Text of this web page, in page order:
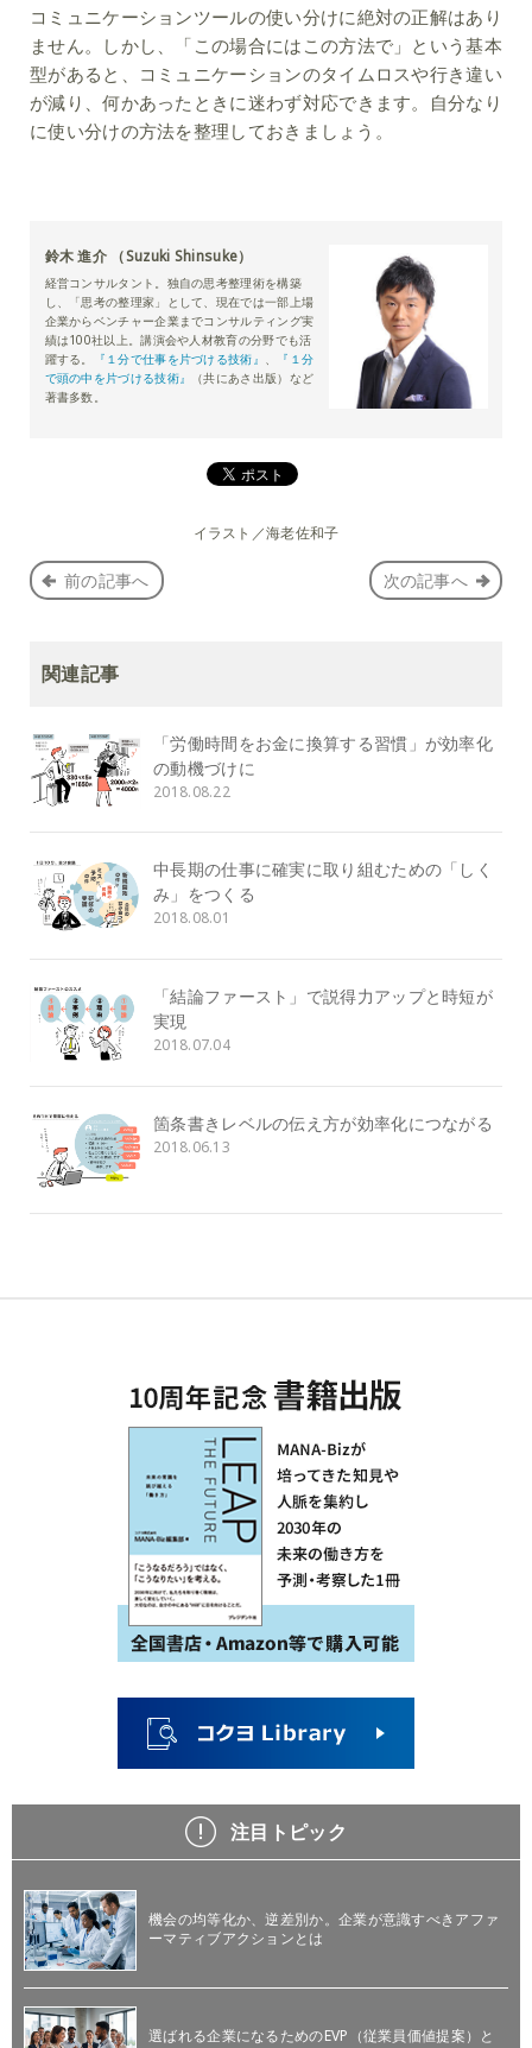
コミュニケーションツールの使い分けに絶対の正解はあり
ません。しかし、「この場合にはこの方法で」という基本
型があると、コミュニケーションのタイムロスや行き違い
が減り、何かあったときに迷わず対応できます。自分なり
に使い分けの方法を整理しておきましょう。
鈴木 進介 （Suzuki Shinsuke）
経営コンサルタント。独自の思考整理術を構築
し、「思考の整理家」として、現在では一部上場
企業からベンチャー企業までコンサルティング実
績は100社以上。講演会や人材教育の分野でも活
躍する。
『１分で仕事を片づける技術』 、
『１分
で頭の中を片づける技術』
（共にあさ出版）など
著書多数。
イラスト／海老佐和子
前の記事へ 次の記事へ
関連記事
「労働時間をお金に換算する習慣」が効率化
の動機づけに
2018.08.22
中長期の仕事に確実に取り組むための「しく
み」をつくる
2018.08.01
「結論ファースト」で説得力アップと時短が
実現
2018.07.04
箇条書きレベルの伝え方が効率化につながる
2018.06.13
注目トピック
機会の均等化か、逆差別か。企業が意識すべきアファ
ーマティブアクションとは
選ばれる企業になるためのEVP（従業員価値提案）と